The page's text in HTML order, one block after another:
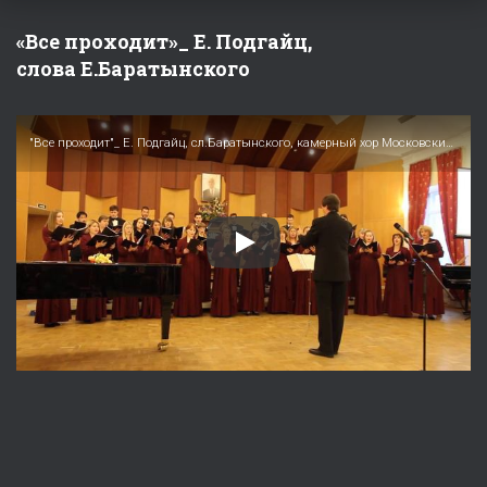
«Все проходит»_ Е. Подгайц,
слова Е.Баратынского
"Все проходит"_ Е. Подгайц, сл.Баратынского, камерный хор Московские певчие